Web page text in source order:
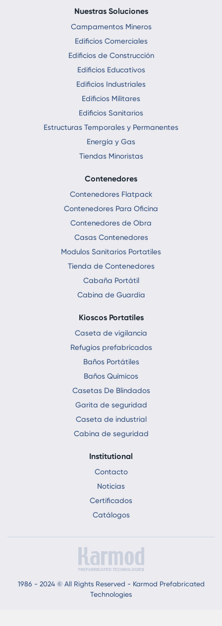
Nuestras Soluciones
Campamentos Mineros
Edificios Comerciales
Edificios de Construcción
Edificios Educativos
Edificios Industriales
Edificios Militares
Edificios Sanitarios
Estructuras Temporales y Permanentes
Energía y Gas
Tiendas Minoristas
Contenedores
Contenedores Flatpack
Contenedores Para Oficina
Contenedores de Obra
Casas Contenedores
Modulos Sanitarios Portatiles
Tienda de Contenedores
Cabaña Portátil
Cabina de Guardia
Kioscos Portatiles
Caseta de vigilancia
Refugios prefabricados
Baños Portátiles
Baños Químicos
Casetas De Blindados
Garita de seguridad
Caseta de industrial
Cabina de seguridad
Institutional
Contacto
Noticias
Certificados
Catálogos
1986 - 2024 © All Rights Reserved - Karmod Prefabricated
Technologies